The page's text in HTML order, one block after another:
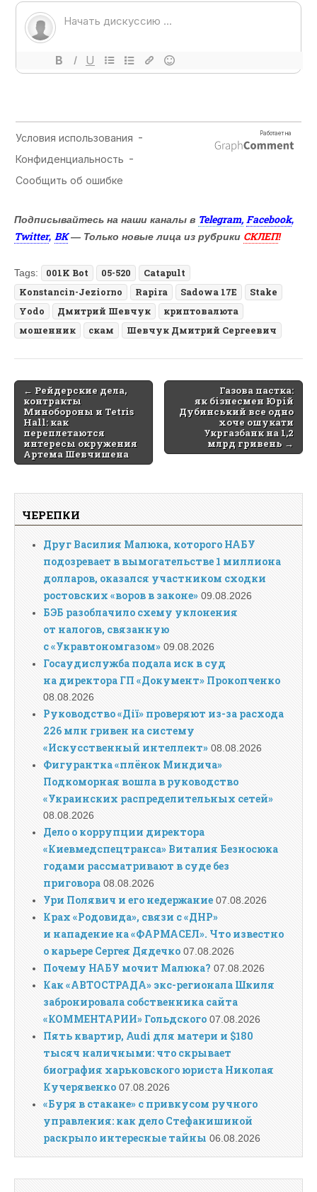
Подписывайтесь на наши каналы в Telegram, Facebook,
Twitter, ВК — Только новые лица из рубрики СКЛЕП!
Tags: 001K Bot 05-520
Catapult
Konstancin-Jeziorno
Rapira Sadowa 17E
Stake
Yodo
Дмитрий Шевчук
криптовалюта
мошенник
скам Шевчук Дмитрий Сергеевич
Post
navigation
← Рейдерские дела,
контракты
Минобороны и Tetris
Hall: как
переплетаются
интересы окружения
Артема Шевчишена
Газова пастка:
як бізнесмен Юрій
Дубинський все одно
хоче ошукати
Укргазбанк на 1,2
млрд гривень →
ЧЕРЕПКИ
Друг Василия Малюка, которого НАБУ
подозревает в вымогательстве 1 миллиона
долларов, оказался участником сходки
ростовских «воров в законе» 09.08.2026
БЭБ разоблачило схему уклонения
от налогов, связанную
с «Укравтономгазом» 09.08.2026
Госаудислужба подала иск в суд
на директора ГП «Документ» Прокопченко
08.08.2026
Руководство «Дії» проверяют из-за расхода
226 млн гривен на систему
«Искусственный интеллект» 08.08.2026
Фигурантка «плёнок Миндича»
Подкоморная вошла в руководство
«Украинских распределительных сетей»
08.08.2026
Дело о коррупции директора
«Киевмедспецтранса» Виталия Безносюка
годами рассматривают в суде без
приговора 08.08.2026
Ури Полявич и его недержание 07.08.2026
Крах «Родовида», связи с «ДНР»
и нападение на «ФАРМАСЕЛ». Что известно
о карьере Сергея Дядечко 07.08.2026
Почему НАБУ мочит Малюка? 07.08.2026
Как «АВТОСТРАДА» экс-регионала Шкиля
забронировала собственника сайта
«КОММЕНТАРИИ» Гольдского 07.08.2026
Пять квартир, Audi для матери и $180
тысяч наличными: что скрывает
биография харьковского юриста Николая
Кучерявенко 07.08.2026
«Буря в стакане» с привкусом ручного
управления: как дело Стефанишиной
раскрыло интересные тайны 06.08.2026